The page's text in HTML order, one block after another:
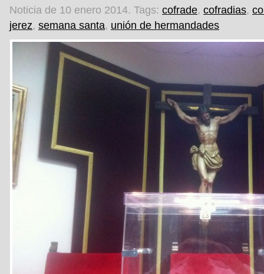
Noticia de 10 enero 2014. Tags: cofrade, cofradias,
jerez, semana santa, unión de hermandades